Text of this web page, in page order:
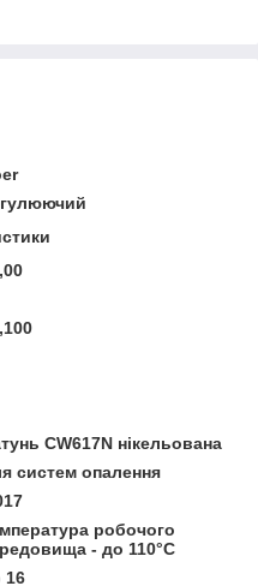
CW617N нікельована
систем опалення
робочого
- до 110°С
16